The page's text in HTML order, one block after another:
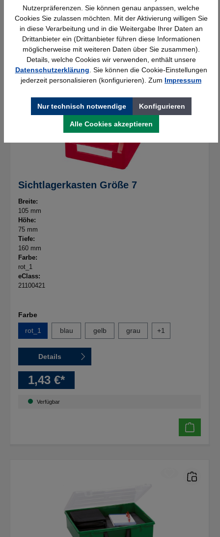
Verfügbar
Sichtlagerkasten Größe 7
Breite:
105 mm
Höhe:
75 mm
Tiefe:
160 mm
Farbe:
rot_1
eClass:
21100421
Farbe
rot_1
blau gelb grau +1
Details
1,43 €*
Verfügbar
Nutzerpräferenzen. Sie können genau anpassen, welche
Cookies Sie zulassen möchten. Mit der Aktivierung willigen Sie
in diese Verarbeitung und in die Weitergabe Ihrer Daten an
Drittanbieter ein (Drittanbieter führen diese Informationen
möglicherweise mit weiteren Daten über Sie zusammen).
Details, welche Cookies wir verwenden, enthält unsere
Datenschutzerklärung . Sie können die Cookie-Einstellungen
jederzeit personalisieren (konfigurieren). Zum Impressum
Nur technisch notwendige Konfigurieren
Alle Cookies akzeptieren